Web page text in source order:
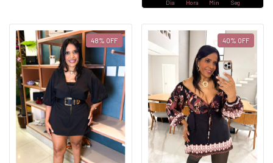
Dia Hora Min Seg
48% OFF 40% OFF